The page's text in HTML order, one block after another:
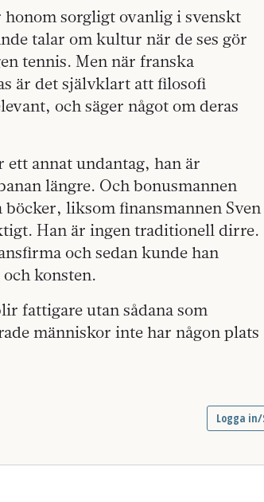
sorgligt ovanlig i svenskt
talar om kultur när de ses gör
tennis. Men när franska
är det självklart att filosofi
och säger något om deras
ett annat undantag, han är
längre. Och bonusmannen
liksom finansmannen Sven
Han är ingen traditionell dirre.
och sedan kunde han
konsten.
fattigare utan sådana som
människor inte har någon plats